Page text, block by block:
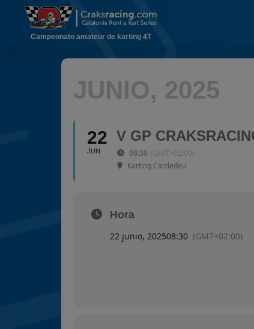
Campeonato amateur de karting 4T
JUNIO, 2025
22
JUN
V GP
08:30 (GMT+02:00)
Karting Cardedeu
Hora
22 junio, 202508:30 (GMT+02:00)